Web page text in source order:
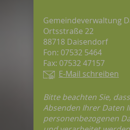
Gemeindeverwaltung
Ortsstraße 22
88718 Daisendorf
Fon: 07532 5464
Fax: 07532 47157
E-Mail schreiben
Bitte beachten Sie,
Absenden Ihrer Daten
personenbezogenen